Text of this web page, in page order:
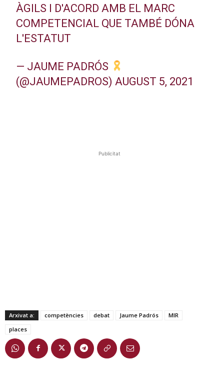
ÀGILS I D'ACORD AMB EL MARC
COMPETENCIAL QUE TAMBÉ DÓNA
L'ESTATUT
— JAUME PADRÓS
(@JAUMEPADROS) AUGUST 5, 2021
Publicitat
Arxivat a: competències debat Jaume Padrós
MIR
places